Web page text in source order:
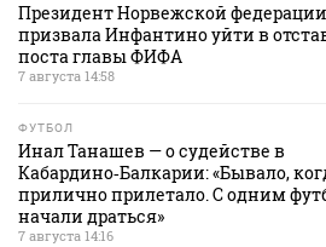
Президент Норвежской
призвала Инфантино уйти в
поста главы ФИФА
7 августа 14:58
ФУТБОЛ
Инал Танашев — о судействе в
Кабардино‑Балкарии: «Бывало,
прилично прилетало. С одним
начали драться»
7 августа 14:16